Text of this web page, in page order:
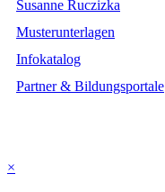
Susanne Ruczizka
Musterunterlagen
Infokatalog
Partner & Bildungsportale
×